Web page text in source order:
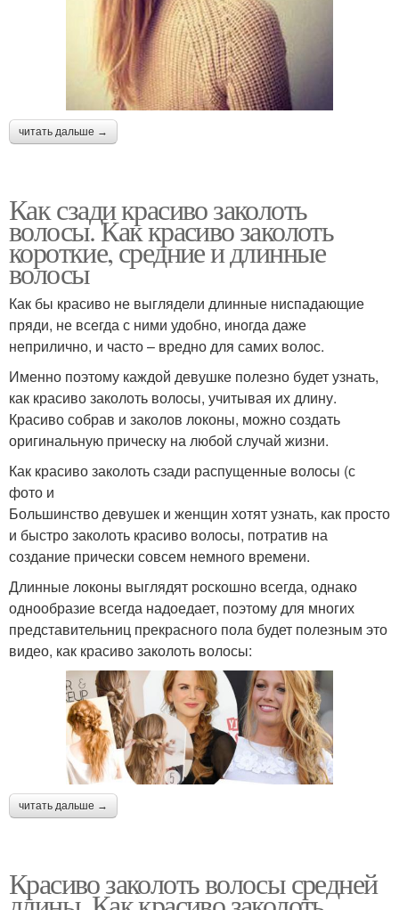
читать дальше →
Как сзади красиво заколоть
волосы. Как красиво заколоть
короткие, средние и длинные
волосы
Как бы красиво не выглядели длинные ниспадающие
пряди, не всегда с ними удобно, иногда даже
неприлично, и часто – вредно для самих волос.
Именно поэтому каждой девушке полезно будет узнать,
как красиво заколоть волосы, учитывая их длину.
Красиво собрав и заколов локоны, можно создать
оригинальную прическу на любой случай жизни.
Как красиво заколоть сзади распущенные волосы (с
фото и
Большинство девушек и женщин хотят узнать, как просто
и быстро заколоть красиво волосы, потратив на
создание прически совсем немного времени.
Длинные локоны выглядят роскошно всегда, однако
однообразие всегда надоедает, поэтому для многих
представительниц прекрасного пола будет полезным это
видео, как красиво заколоть волосы:
читать дальше →
Красиво заколоть волосы средней